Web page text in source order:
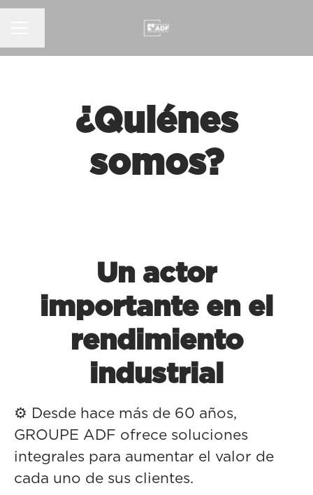
¿Quiénes
somos?
Un actor
importante en el
rendimiento
industrial
⚙️ Desde hace más de 60 años,
GROUPE ADF ofrece soluciones
integrales para aumentar el valor de
cada uno de sus clientes.